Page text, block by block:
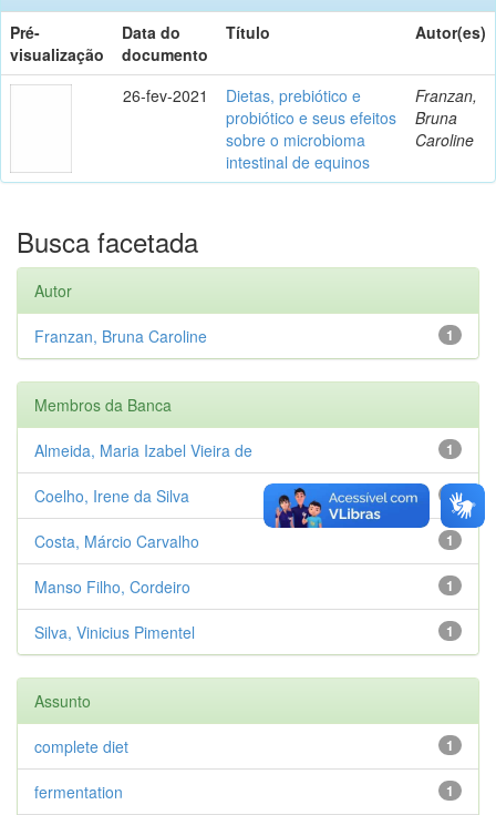
Pré-
visualização
Data do
documento
Título Autor(es)
26-fev-2021
Dietas, prebiótico e
probiótico e seus efeitos
sobre o microbioma
intestinal de equinos
Franzan,
Bruna
Caroline
Busca facetada
Autor
1
Franzan, Bruna Caroline
Membros da Banca
1
Almeida, Maria Izabel Vieira de
1
Coelho, Irene da Silva
1
Costa, Márcio Carvalho
1
Manso Filho, Cordeiro
1
Silva, Vinicius Pimentel
Assunto
1
complete diet
1
fermentation